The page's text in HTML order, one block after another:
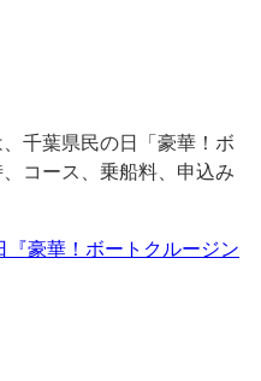
千葉県民の日「豪華！ボ
コース、乗船料、申込み
豪華！ボートクルージン